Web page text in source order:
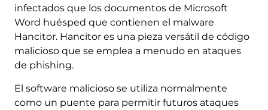
infectados que los documentos de Microsoft
Word huésped que contienen el malware
Hancitor. Hancitor es una pieza versátil de código
malicioso que se emplea a menudo en ataques
de phishing.
El software malicioso se utiliza normalmente
como un puente para permitir futuros ataques